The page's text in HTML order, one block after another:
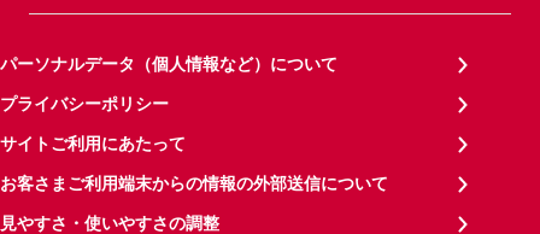
パーソナルデータ（個人情報など）について
プライバシーポリシー
サイトご利用にあたって
お客さまご利用端末からの情報の外部送信について
見やすさ・使いやすさの調整